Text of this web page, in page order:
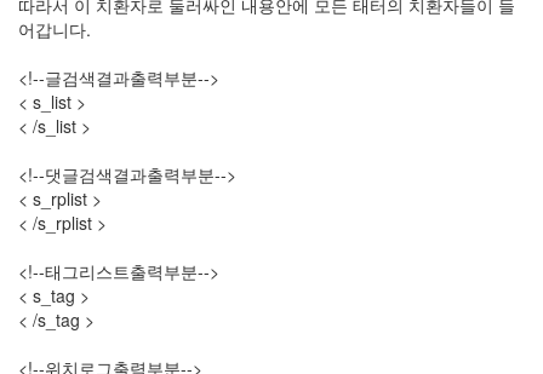
따라서 이 치환자로 둘러싸인 내용안에 모든 태터의 치환자들이 들
어갑니다.
<!--글검색결과출력부분-->
< s_list >
< /s_list >
<!--댓글검색결과출력부분-->
< s_rplist >
< /s_rplist >
<!--태그리스트출력부분-->
< s_tag >
< /s_tag >
<!--위치로그출력부분-->
월
34
2005
년
44
2005
월
1
2005
년
7
월